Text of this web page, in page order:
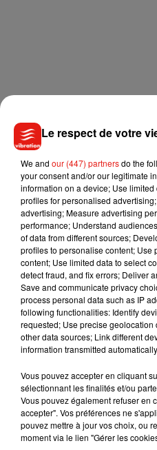
Le respect de votre
We and our (447) partnersdo the
your consent and/or our legitimate
information on a device; Use
profiles for personalised
advertising; Measure advertising
performance; Understand
of data from different sources;
profiles to personalise content; Use
content; Use limited data to select
detect fraud, and fix errors; Deliver
Save and communicate privacy
process personal data such as IP
following functionalities: Identify
requested; Use precise
other data sources; Link different
information transmitted
Vous pouvez accepter en cliquant
sélectionnant les finalités et/ou
Vous pouvez également refuser en
accepter". Vos préférences ne
pouvez mettre à jour vos choix, ou
moment via le lien "Gérer les